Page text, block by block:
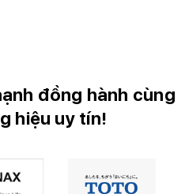
đồng hành cùng
hiệu uy tín!